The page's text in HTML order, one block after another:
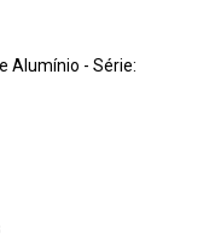
Alumínio - Série: